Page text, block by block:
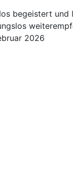
begeistert und
2026